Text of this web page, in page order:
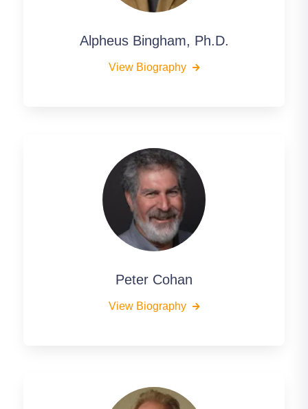
Alpheus Bingham, Ph.D.
View Biography
Peter Cohan
View Biography